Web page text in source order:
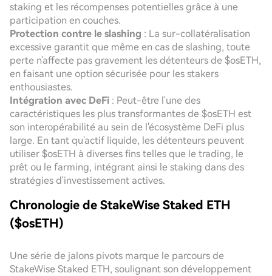
staking et les récompenses potentielles grâce à une
participation en couches.
Protection contre le slashing : La sur-collatéralisation
excessive garantit que même en cas de slashing, toute
perte n'affecte pas gravement les détenteurs de $osETH,
en faisant une option sécurisée pour les stakers
enthousiastes.
Intégration avec DeFi : Peut-être l'une des
caractéristiques les plus transformantes de $osETH est
son interopérabilité au sein de l'écosystème DeFi plus
large. En tant qu'actif liquide, les détenteurs peuvent
utiliser $osETH à diverses fins telles que le trading, le
prêt ou le farming, intégrant ainsi le staking dans des
stratégies d'investissement actives.
Chronologie de StakeWise Staked ETH
($osETH)
Une série de jalons pivots marque le parcours de
StakeWise Staked ETH, soulignant son développement